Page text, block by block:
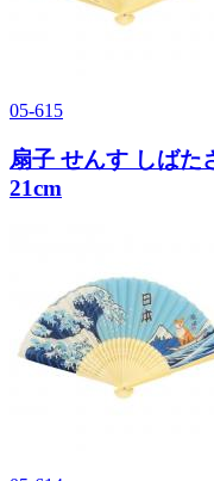
05-615
扇子 せんす しばた
21cm